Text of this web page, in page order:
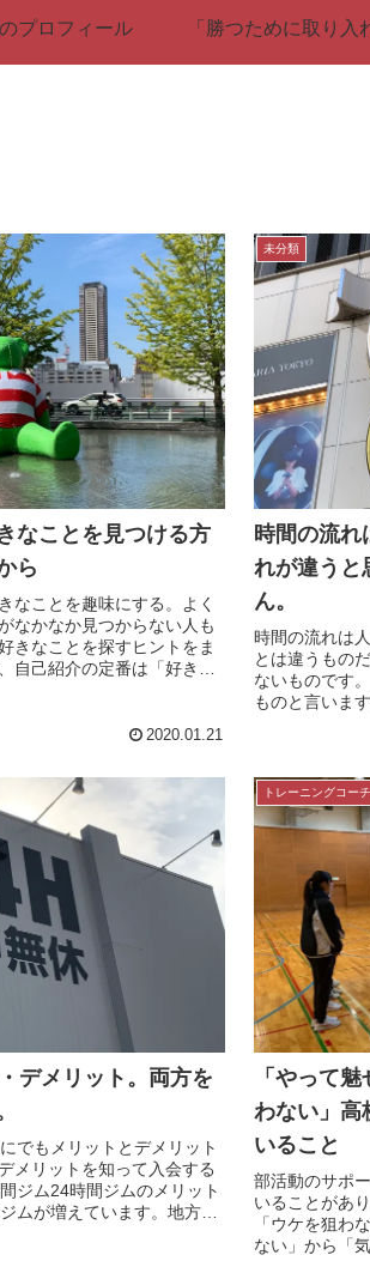
プロフィール 「勝つために取り
なことを見つける方
ら
なことを趣味にする。よく
なかなか見つからない人も
きなことを探すヒントをま
自己紹介の定番は「好きな
2020.01.21
未分類
時間の流
れが違うと
ん。
時間の流れは
とは違うもの
ないものです
ものと言いま
デメリット。両方を
でもメリットとデメリット
メリットを知って入会する
ジム24時間ジムのメリット
ムが増えています。地方都
トレーニングコー
「やって
わない」高
いること
部活動のサポ
いることがあ
「ウケを狙わ
ない」から「